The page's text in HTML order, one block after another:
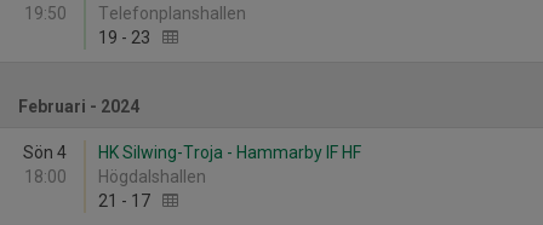
19:50
Telefonplanshallen
19 - 23
Februari - 2024
Sön 4
18:00
HK Silwing-Troja - Hammarby IF HF
Högdalshallen
21 - 17